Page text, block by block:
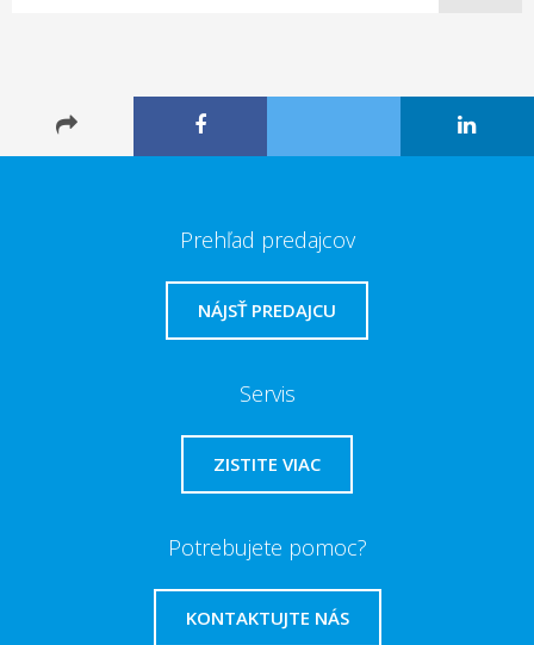
Prehľad predajcov
NÁJSŤ PREDAJCU
Servis
ZISTITE VIAC
Potrebujete pomoc?
KONTAKTUJTE NÁS